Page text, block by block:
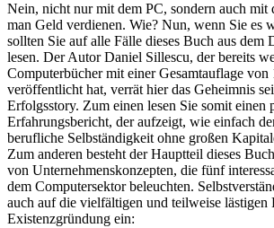
Nein, nicht nur mit dem PC, sondern auch mit
man Geld verdienen. Wie? Nun, wenn Sie es
sollten Sie auf alle Fälle dieses Buch aus dem
lesen. Der Autor Daniel Sillescu, der bereits
Computerbücher mit einer Gesamtauflage
veröffentlicht hat, verrät hier das Geheimnis
Erfolgsstory. Zum einen lesen Sie somit einen
Erfahrungsbericht, der aufzeigt, wie einfach
berufliche Selbständigkeit ohne großen
Zum anderen besteht der Hauptteil dieses
von Unternehmenskonzepten, die fünf
dem Computersektor beleuchten.
auch auf die vielfältigen und teilweise lästigen
Existenzgründung ein: